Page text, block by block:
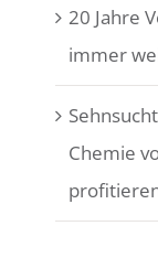
20 Jahre
immer
Chemie